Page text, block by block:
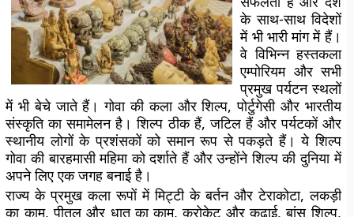
के साथ-साथ विदेशों
में भी भारी मांग में हैं।
वे विभिन्न हस्तकला
एम्पोरियम और सभी
प्रमुख पर्यटन स्थलों
में भी बेचे जाते हैं। गोवा की कला और शिल्प, पोर्टुगेसी और भारतीय
संस्कृति का समामेलन है। शिल्प ठीक हैं, जटिल हैं और पर्यटकों और
स्थानीय लोगों के प्रशंसकों को समान रूप से पकड़ते हैं। ये शिल्प
गोवा की बारहमासी महिमा को दर्शाते हैं और उन्होंने शिल्प की दुनिया में
अपने लिए एक जगह बनाई है।
राज्य के प्रमुख कला रूपों में मिट्टी के बर्तन और टेराकोटा, लकड़ी
का काम, पीतल और धातु का काम, क्रोकेट और कढ़ाई, बांस शिल्प,